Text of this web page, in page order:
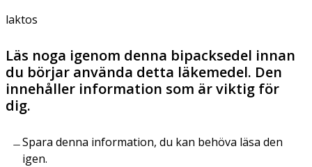
laktos
Läs noga igenom denna bipacksedel innan
du börjar använda detta läkemedel. Den
innehåller information som är viktig för
dig.
Spara denna information, du kan behöva läsa den
igen.